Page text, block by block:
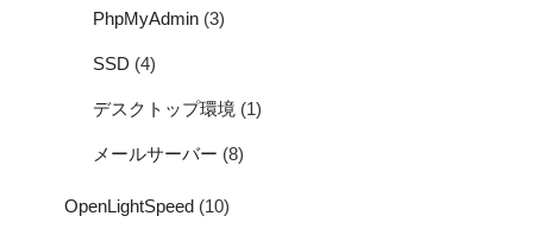
PhpMyAdmin (3)
SSD (4)
デスクトップ環境 (1)
メールサーバー (8)
OpenLightSpeed (10)